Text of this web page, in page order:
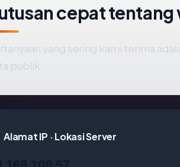
cepat
yang sering kami terima
publik.
Alamat IP · Lokasi Server